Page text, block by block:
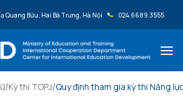
Quang Bửu, Hai Bà Trưng, Hà Nội 024.6689.3555
/Kỳ thi TOPJ/Quy định tham gia kỳ thi Năng